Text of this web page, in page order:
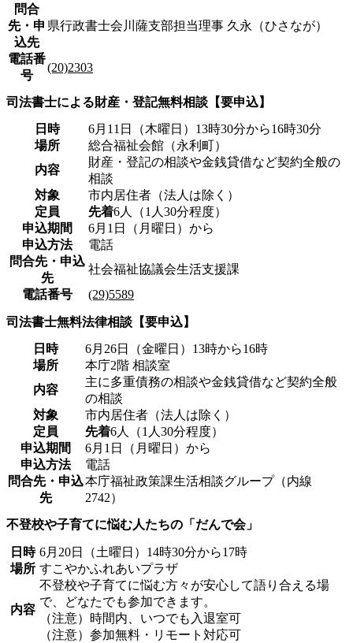
問合
先・申
込先
県行政書士会川薩支部担当理事 久永（ひさなが）
電話番
号
(20)2303
司法書士による財産・登記無料相談【要申込】
日時
6月11日（木曜日）13時30分から16時30分
場所
総合福祉会館（永利町）
内容
財産・登記の相談や金銭貸借など契約全般の
相談
対象
市内居住者（法人は除く）
定員
先着6人（1人30分程度）
申込期間
6月1日（月曜日）から
申込方法
電話
問合先・申込
先
社会福祉協議会生活支援課
電話番号
(29)5589
司法書士無料法律相談【要申込】
日時
6月26日（金曜日）13時から16時
場所
本庁2階 相談室
内容
主に多重債務の相談や金銭貸借など契約全般
の相談
対象
市内居住者（法人は除く）
定員
先着6人（1人30分程度）
申込期間
6月1日（月曜日）から
申込方法
電話
問合先・申込
先
本庁福祉政策課生活相談グループ（内線
2742）
不登校や子育てに悩む人たちの「だんで会」
日時 6月20日（土曜日）14時30分から17時
場所 すこやかふれあいプラザ
内容
不登校や子育てに悩む方々が安心して語り合える場
で、どなたでも参加できます。
（注意）時間内、いつでも入退室可
（注意）参加無料・リモート対応可